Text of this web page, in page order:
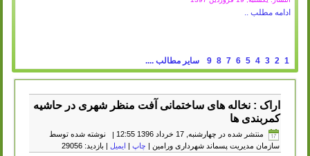
ادامه مطلب ..
1
2
3
4
5
6
7
8
9 سایر مطالب ....
اراک : نخاله های ساختمانی آفت منظر شهری در حاشیه
کمربندی ها
منتشر شده در چهارشنبه, 17 خرداد 1396 12:55 |
نوشته شده توسط
سازمان مدیریت پسماند شهرداری ورامین | چاپ | ایمیل | بازدید: 29056